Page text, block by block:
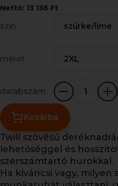
Nettó: 13 136 Ft
szín szürke/lime
méret 2XL
darabszám
Kosárba
Twill szövésű
lehetőséggel és
szerszámtartó hurokkal.
Ha kíváncsi vagy,